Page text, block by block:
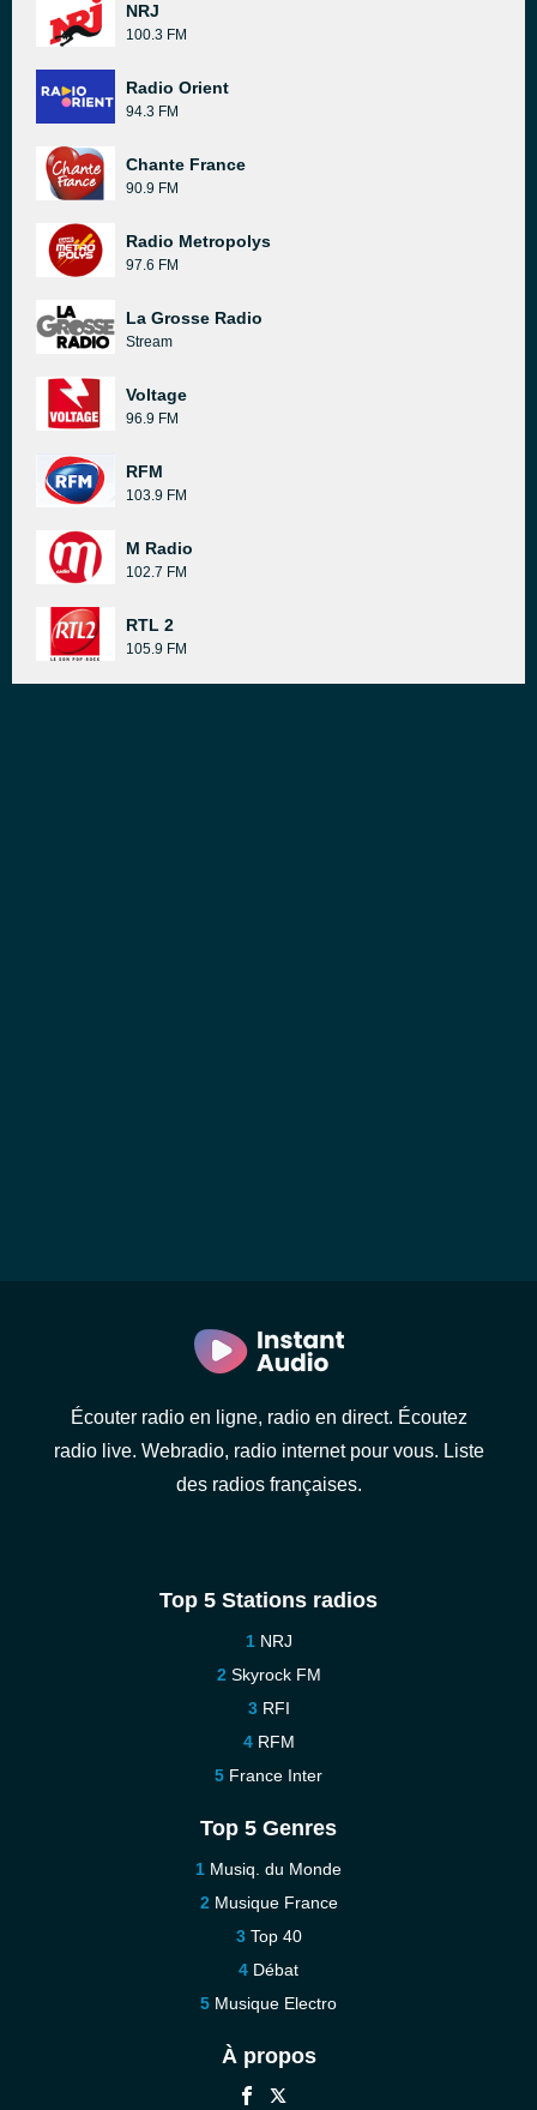
NRJ
100.3 FM
Radio Orient
94.3 FM
Chante France
90.9 FM
Radio Metropolys
97.6 FM
La Grosse Radio
Stream
Voltage
96.9 FM
RFM
103.9 FM
M Radio
102.7 FM
RTL 2
105.9 FM
Écouter radio en ligne, radio en direct. Écoutez
radio live. Webradio, radio internet pour vous. Liste
des radios françaises.
Top 5 Stations radios
NRJ
Skyrock FM
RFI
RFM
France Inter
Top 5 Genres
Musiq. du Monde
Musique France
Top 40
Débat
Musique Electro
À propos